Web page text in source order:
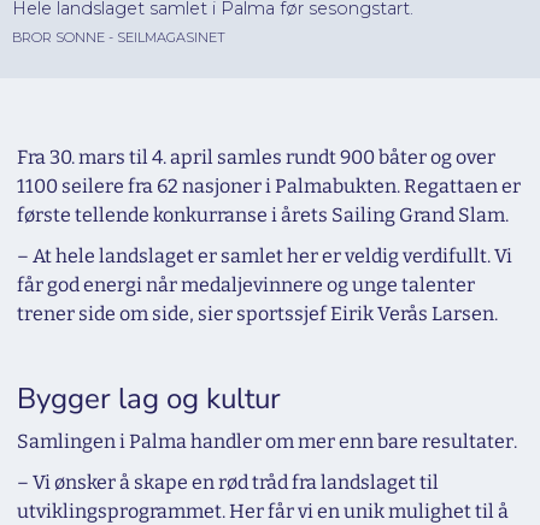
Hele landslaget samlet i Palma før sesongstart.
BROR SONNE - SEILMAGASINET
Fra 30. mars til 4. april samles rundt 900 båter og over
1100 seilere fra 62 nasjoner i Palmabukten. Regattaen er
første tellende konkurranse i årets Sailing Grand Slam.
– At hele landslaget er samlet her er veldig verdifullt. Vi
får god energi når medaljevinnere og unge talenter
trener side om side, sier sportssjef Eirik Verås Larsen.
Bygger lag og kultur
Samlingen i Palma handler om mer enn bare resultater.
– Vi ønsker å skape en rød tråd fra landslaget til
utviklingsprogrammet. Her får vi en unik mulighet til å